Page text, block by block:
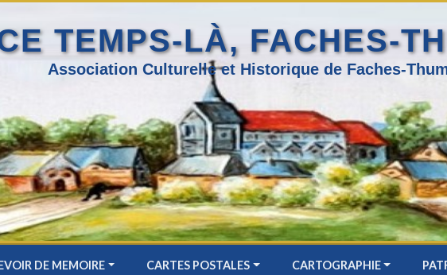
TEMPS-LÀ, FACHES-
Association Culturelle et Historique de Faches-
DE MEMOIRE CARTES POSTALES CARTOGRAPHIE